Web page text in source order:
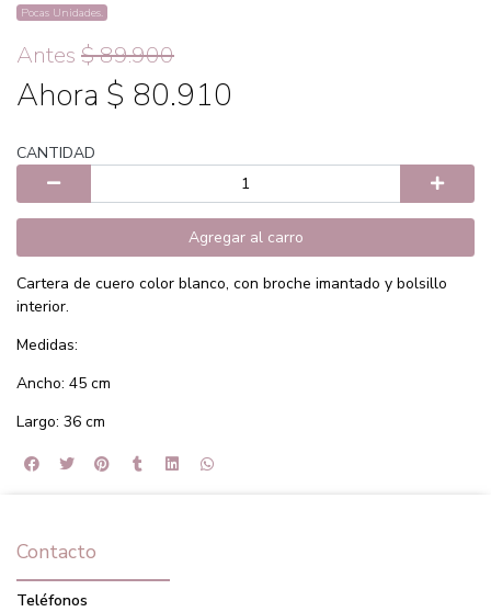
Pocas Unidades.
Antes $ 89.900
Ahora $ 80.910
CANTIDAD
Agregar al carro
Cartera de cuero color blanco, con broche imantado y bolsillo
interior.
Medidas:
Ancho: 45 cm
Largo: 36 cm
Contacto
Teléfonos